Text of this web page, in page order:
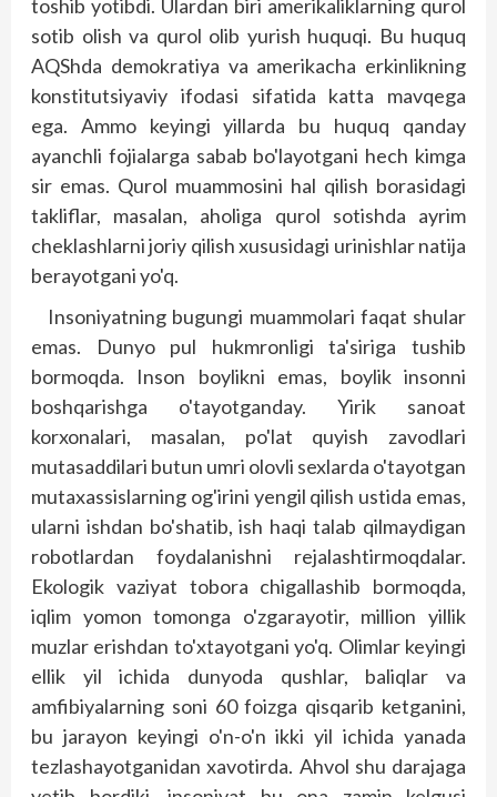
toshib yotibdi. Ulardan biri amerikaliklarning qurol
sotib olish va qurol olib yurish huquqi. Bu huquq
AQShda demokratiya va amerikacha erkinlikning
konstitutsiyaviy ifodasi sifatida katta mavqega
ega. Ammo keyingi yillarda bu huquq qanday
ayanchli fojialarga sabab bo'layotgani hech kimga
sir emas. Qurol muammosini hal qilish borasidagi
takliflar, masalan, aholiga qurol sotishda ayrim
cheklashlarni joriy qilish xususidagi urinishlar natija
berayotgani yo'q.
Insoniyatning bugungi muammolari faqat shular
emas. Dunyo pul hukmronligi ta'siriga tushib
bormoqda. Inson boylikni emas, boylik insonni
boshqarishga o'tayotganday. Yirik sanoat
korxonalari, masalan, po'lat quyish zavodlari
mutasaddilari butun umri olovli sexlarda o'tayotgan
mutaxassislarning og'irini yengil qilish ustida emas,
ularni ishdan bo'shatib, ish haqi talab qilmaydigan
robotlardan foydalanishni rejalashtirmoqdalar.
Ekologik vaziyat tobora chigallashib bormoqda,
iqlim yomon tomonga o'zgarayotir, million yillik
muzlar erishdan to'xtayotgani yo'q. Olimlar keyingi
ellik yil ichida dunyoda qushlar, baliqlar va
amfibiyalarning soni 60 foizga qisqarib ketganini,
bu jarayon keyingi o'n-o'n ikki yil ichida yanada
tezlashayotganidan xavotirda. Ahvol shu darajaga